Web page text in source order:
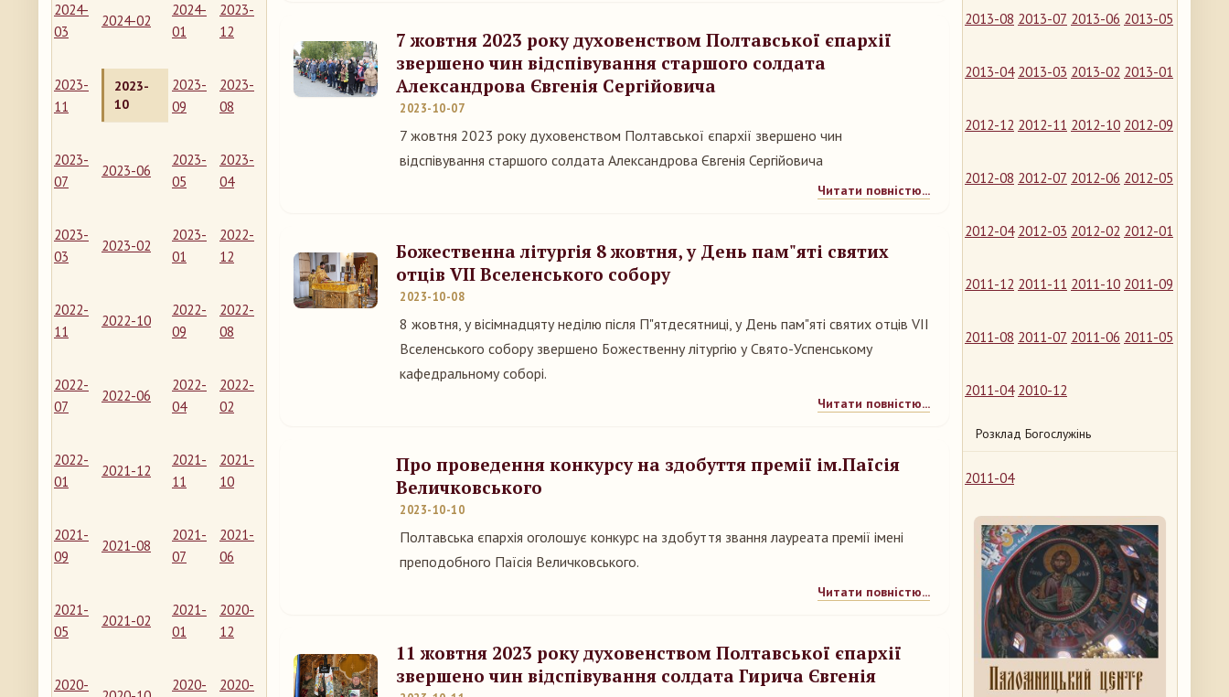
2024-
03
2024-02
2024-
01
2023-
12
2023-
11
2023-
10
2023-
09
2023-
08
2023-
07
2023-06
2023-
05
2023-
04
2023-
03
2023-02
2023-
01
2022-
12
2022-
11
2022-10
2022-
09
2022-
08
2022-
07
2022-06
2022-
04
2022-
02
2022-
01
2021-12
2021-
11
2021-
10
2021-
09
2021-08
2021-
07
2021-
06
2021-
05
2021-02
2021-
01
2020-
12
2020-
2020-
2020-
2013-08 2013-07 2013-06 2013-05
2013-04 2013-03 2013-02 2013-01
2012-12 2012-11 2012-10 2012-09
2012-08 2012-07 2012-06 2012-05
2012-04 2012-03 2012-02 2012-01
2011-12 2011-11 2011-10 2011-09
2011-08 2011-07 2011-06 2011-05
2011-04 2010-12
Розклад Богослужінь
2011-04
7 жовтня 2023 року духовенством Полтавської єпархії
звершено чин відспівування старшого солдата
Александрова Євгенія Сергійовича
2023-10-07
7 жовтня 2023 року духовенством Полтавської єпархії звершено чин
відспівування старшого солдата Александрова Євгенія Сергійовича
Читати повністю...
Божественна літургія 8 жовтня, у День пам"яті святих
отців VII Вселенського собору
2023-10-08
8 жовтня, у вісімнадцяту неділю після П"ятдесятниці, у День пам"яті святих отців VII
Вселенського собору звершено Божественну літургію у Свято-Успенському
кафедральному соборі.
Читати повністю...
Про проведення конкурсу на здобуття премії ім.Паїсія
Величковського
2023-10-10
Полтавська єпархія оголошує конкурс на здобуття звання лауреата премії імені
преподобного Паїсія Величковського.
Читати повністю...
11 жовтня 2023 року духовенством Полтавської єпархії
звершено чин відспівування солдата Гирича Євгенія